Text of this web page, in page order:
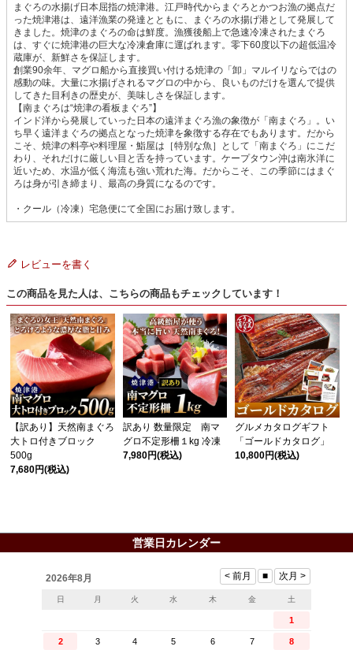
まぐろの水揚げ日本屈指の焼津港。江戸時代からまぐろとかつお漁の拠点だ
った焼津港は、遠洋漁業の発達とともに、まぐろの水揚げ港として発展して
きました。焼津のまぐろの命は鮮度。漁獲後船上で急速冷凍されたまぐろ
は、すぐに焼津港の巨大な冷凍倉庫に運ばれます。零下60度以下の超低温冷
蔵庫が、新鮮さを保証します。
創業90余年、マグロ船から直接買い付ける焼津の「卸」マルイリならではの
感動の味。大量に水揚げされるマグロの中から、良いものだけを選んで提供
してきた目利きの歴史が、美味しさを保証します。
【南まぐろは“焼津の看板まぐろ”】
インド洋から発展していった日本の遠洋まぐろ漁の象徴が「南まぐろ」。い
ち早く遠洋まぐろの拠点となった焼津を象徴する存在でもあります。だから
こそ、焼津の料亭や料理屋・鮨屋は［特別な魚］として「南まぐろ」にこだ
わり、それだけに厳しい目と舌を持っています。ケープタウン沖は南氷洋に
近いため、水温が低く海流も強い荒れた海。だからこそ、この季節にはまぐ
ろは身が引き締まり、最高の身質になるのです。
・クール（冷凍）宅急便にて全国にお届け致します。
レビューを書く
この商品を見た人は、こちらの商品もチェックしています！
【訳あり】天然南まぐろ
大トロ付きブロック
500g
7,680円(税込)
訳あり 数量限定 南マ
グロ不定形柵１kg 冷凍
7,980円(税込)
グルメカタログギフト
「ゴールドカタログ」
10,800円(税込)
営業日カレンダー